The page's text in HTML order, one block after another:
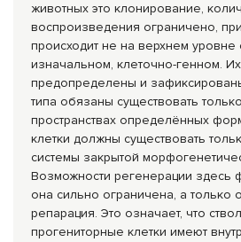
животных это клонирование,
воспроизведения ограничено,
происходит не на верхнем уровне
изначальном, клеточно-генном.
предопределены и
типа обязаны существовать
пространствах определённых
клетки должны существовать
системы закрытой
Возможности регенерации здесь
она сильно ограничена, а только
репарация. Это означает, что
прогениторные клетки имеют